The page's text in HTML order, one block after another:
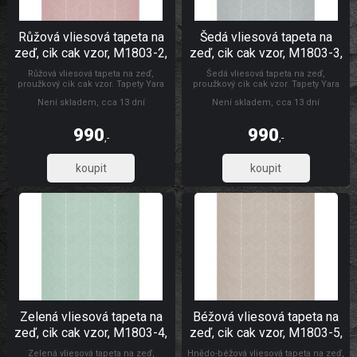
Růžová vliesová tapeta na
zeď, cik cak vzor, M1803-2,
Mika, ICH Wallcoverings
Růžová vliesová tapeta na zeď,
proužkový cik cak vzor. Tapety Yara
Není skladem, cca 13 dní
990,-
818,18
Šedá vliesová tapeta na
zeď, cik cak vzor, M1803-3,
Mika, ICH Wallcoverings
Šedá vliesová tapeta na zeď,
proužkový cik cak vzor. Tapety Yara
Není skladem, cca 13 dní
990,-
818,18
Zelená vliesová tapeta na
zeď, cik cak vzor, M1803-4,
Mika, ICH Wallcoverings
Zelená vliesová tapeta na zeď,
Béžová vliesová tapeta na
zeď, cik cak vzor, M1803-5,
Mika, ICH Wallcoverings
Hnědo-béžová vliesová tapeta na zeď,